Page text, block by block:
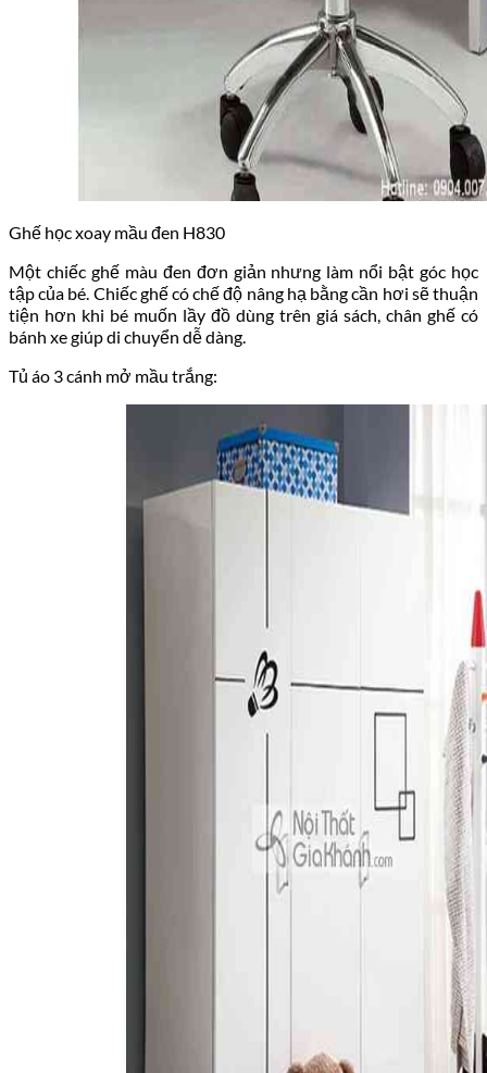
Ghế học xoay mầu đen H830
Một chiếc ghế màu đen đơn giản nhưng làm nổi bật góc học
tập của bé. Chiếc ghế có chế độ nâng hạ bằng cần hơi sẽ thuận
tiện hơn khi bé muốn lầy đồ dùng trên giá sách, chân ghế có
bánh xe giúp di chuyển dễ dàng.
Tủ áo 3 cánh mở mầu trắng: